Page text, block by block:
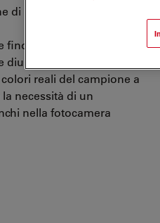
di buchi o depressioni.
fino a 50.000 ore di
di qualità e
reali del campione a
necessità di un
nella fotocamera